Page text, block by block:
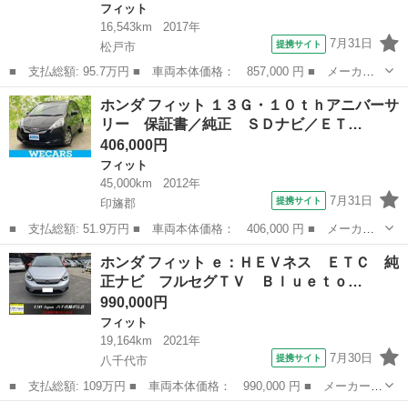
フィット
16,543km
2017年
松戸市
提携サイト 7月31日
■ 支払総額: 95.7万円 ■ 車両本体価格： 857,000 円 ■ メーカー
名： ホンダ ■ 車種名： フィットハイブリッド ■ グレード
名： Ｆ助手席回転シート 純正ナビ フルセグ 助手席回転シー
ト 衝突軽減 バッ...
千葉 松戸市 フィット
ホンダ フィット １３Ｇ・１０ｔｈアニバーサ
リー 保証書／純正 ＳＤナビ／ＥＴ…
406,000円
フィット
45,000km
2012年
印旛郡
提携サイト 7月31日
■ 支払総額: 51.9万円 ■ 車両本体価格： 406,000 円 ■ メーカー
名： ホンダ ■ 車種名： フィット ■ グレード名： １３Ｇ・１
０ｔｈアニバーサリー 保証書／純正 ＳＤナビ／ＥＴＣ／ＥＢＤ付
ＡＢＳ／バッ...
千葉 印旛郡 フィット
ホンダ フィット ｅ：ＨＥＶネス ＥＴＣ 純
正ナビ フルセグＴＶ Ｂｌｕｅｔｏ…
990,000円
フィット
19,164km
2021年
八千代市
提携サイト 7月30日
■ 支払総額: 109万円 ■ 車両本体価格： 990,000 円 ■ メーカー